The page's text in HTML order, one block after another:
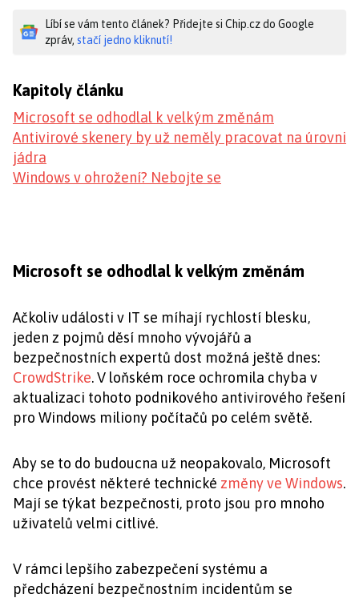
Líbí se vám tento článek? Přidejte si Chip.cz do Google
zpráv, stačí jedno kliknutí!
Kapitoly článku
Microsoft se odhodlal k velkým změnám
Antivirové skenery by už neměly pracovat na úrovni
jádra
Windows v ohrožení? Nebojte se
Microsoft se odhodlal k velkým změnám
Ačkoliv události v IT se míhají rychlostí blesku,
jeden z pojmů děsí mnoho vývojářů a
bezpečnostních expertů dost možná ještě dnes:
CrowdStrike. V loňském roce ochromila chyba v
aktualizaci tohoto podnikového antivirového řešení
pro Windows miliony počítačů po celém světě.
Aby se to do budoucna už neopakovalo, Microsoft
chce provést některé technické změny ve Windows.
Mají se týkat bezpečnosti, proto jsou pro mnoho
uživatelů velmi citlivé.
V rámci lepšího zabezpečení systému a
předcházení bezpečnostním incidentům se